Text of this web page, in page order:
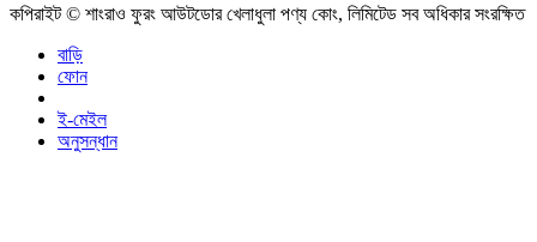
কপিরাইট © শাংরাও ফুরং আউটডোর খেলাধুলা পণ্য কোং, লিমিটেড সব অধিকার সংরক্ষিত
বাড়ি
ফোন
ই-মেইল
অনুসন্ধান